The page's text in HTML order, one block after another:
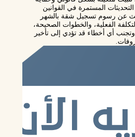
المستمرة في القوانين
عن رسوم تسجيل شقة بالشهر
لمعرفة التكلفة الفعلية، والخطوات الصحيحة،
أي أخطاء قد تؤدي إلى تأخير